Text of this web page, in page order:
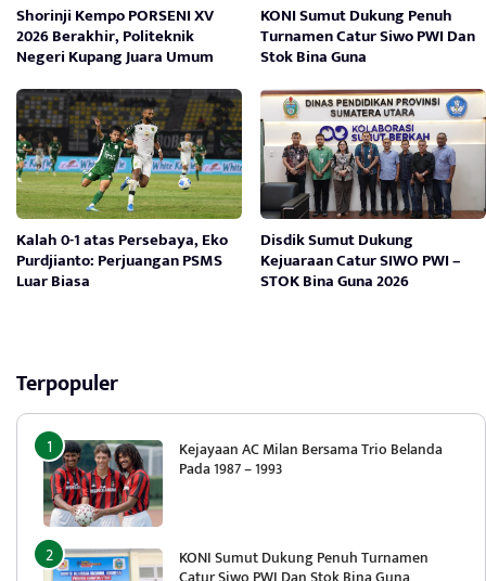
Shorinji Kempo PORSENI XV
2026 Berakhir, Politeknik
Negeri Kupang Juara Umum
KONI Sumut Dukung Penuh
Turnamen Catur Siwo PWI Dan
Stok Bina Guna
Kalah 0-1 atas Persebaya, Eko
Purdjianto: Perjuangan PSMS
Luar Biasa
Disdik Sumut Dukung
Kejuaraan Catur SIWO PWI –
STOK Bina Guna 2026
Terpopuler
Kejayaan AC Milan Bersama Trio Belanda
Pada 1987 – 1993
KONI Sumut Dukung Penuh Turnamen